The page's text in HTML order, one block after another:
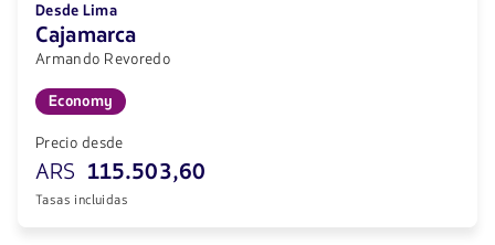
Desde Lima
Cajamarca
Armando Revoredo
Economy
Precio desde
ARS 115.503,60
Tasas incluidas